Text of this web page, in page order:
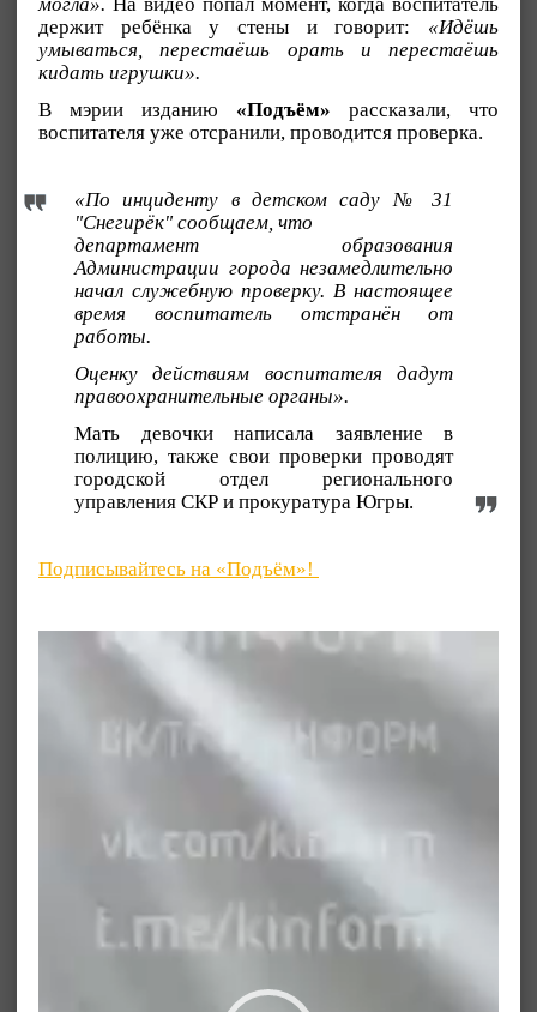
могла». На видео попал момент, когда воспитатель
держит ребёнка у стены и говорит: «Идёшь
умываться, перестаёшь орать и перестаёшь
кидать игрушки».
В мэрии изданию «Подъём» рассказали, что
воспитателя уже отсранили, проводится проверка.
«По инциденту в детском саду № 31
"Снегирёк" сообщаем, что
департамент образования
Администрации города незамедлительно
начал служебную проверку. В настоящее
время воспитатель отстранён от
работы.
Оценку действиям воспитателя дадут
правоохранительные органы».
Мать девочки написала заявление в
полицию, также свои проверки проводят
городской отдел регионального
управления СКР и прокуратура Югры.
Подписывайтесь на «Подъём»!
Видеоплеер